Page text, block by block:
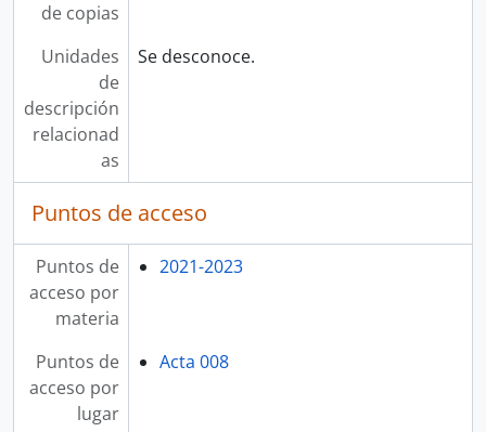
de copias
Unidades
de
descripción
relacionad
as
Se desconoce.
Puntos de acceso
Puntos de
acceso por
materia
2021-2023
Puntos de
acceso por
lugar
Acta 008